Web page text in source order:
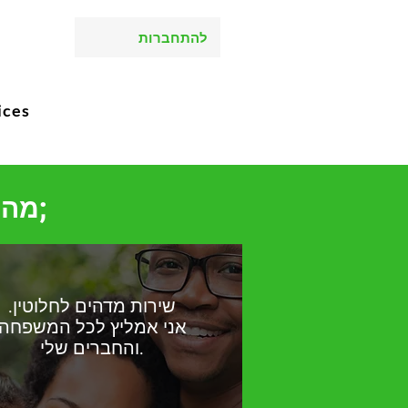
להתחברות
מה אנשים אומרים על בריאות גריניץ&#39;
שירות מדהים לחלוטין.
אני אמליץ לכל
והחברים שלי.